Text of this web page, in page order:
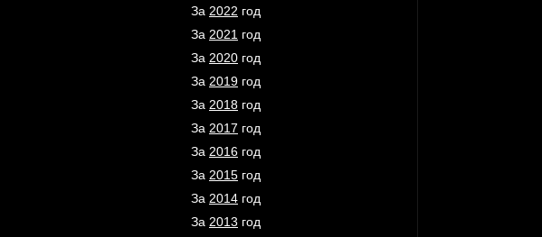
За 2022 год
За 2021 год
За 2020 год
За 2019 год
За 2018 год
За 2017 год
За 2016 год
За 2015 год
За 2014 год
За 2013 год